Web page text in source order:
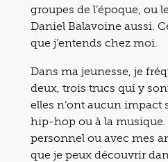
groupes de l’époque, ou
Daniel Balavoine aussi.
que j’entends chez moi.
Dans ma jeunesse, je
deux, trois trucs qui y
elles n’ont aucun impact
hip-hop ou à la musique.
personnel ou avec mes
que je peux découvrir